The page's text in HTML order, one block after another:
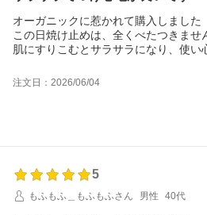
オーガニックに惹かれて購入しました
この日焼け止めは、全くべたつきませ
肌にすりこむとサラサラになり、使い
腕と顔に塗っています
注文日：2026/06/04
5
もふもふ＿もふもふさん
男性 40代